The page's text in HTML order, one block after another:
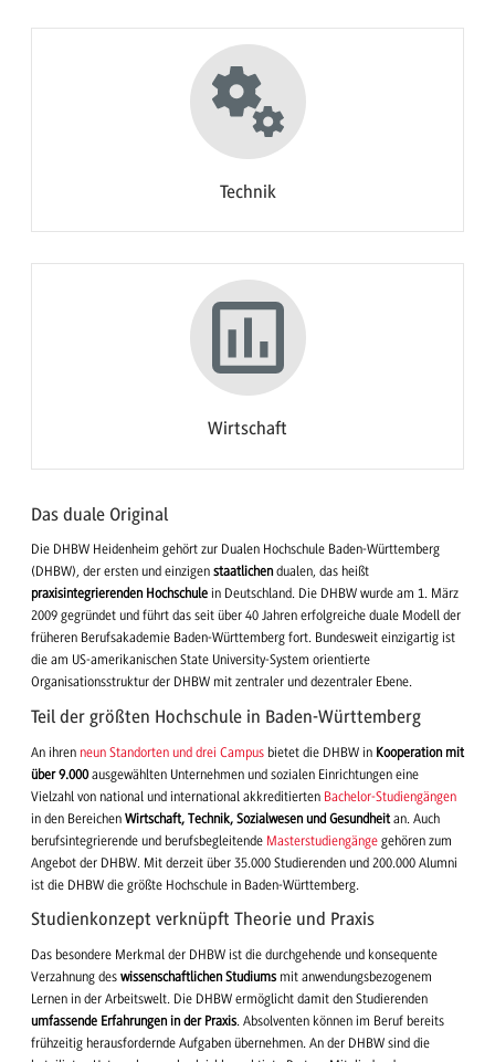
Technik
Wirtschaft
Das duale Original
Die DHBW Heidenheim gehört zur Dualen Hochschule Baden-Württemberg
(DHBW), der ersten und einzigen staatlichen dualen, das heißt
praxisintegrierenden Hochschule in Deutschland. Die DHBW wurde am 1. März
2009 gegründet und führt das seit über 40 Jahren erfolgreiche duale Modell der
früheren Berufsakademie Baden-Württemberg fort. Bundesweit einzigartig ist
die am US-amerikanischen State University-System orientierte
Organisationsstruktur der DHBW mit zentraler und dezentraler Ebene.
Teil der größten Hochschule in Baden-Württemberg
An ihren neun Standorten und drei Campus bietet die DHBW in Kooperation mit
über 9.000ausgewählten Unternehmen und sozialen Einrichtungen eine
Vielzahl von national und international akkreditierten Bachelor-Studiengängen
in den Bereichen Wirtschaft, Technik, Sozialwesen und Gesundheit an. Auch
berufsintegrierende und berufsbegleitende Masterstudiengänge gehören zum
Angebot der DHBW. Mit derzeit über 35.000 Studierenden und 200.000 Alumni
ist die DHBW die größte Hochschule in Baden-Württemberg.
Studienkonzept verknüpft Theorie und Praxis
Das besondere Merkmal der DHBW ist die durchgehende und konsequente
Verzahnung des wissenschaftlichen Studiums mit anwendungsbezogenem
Lernen in der Arbeitswelt. Die DHBW ermöglicht damit den Studierenden
umfassende Erfahrungen in der Praxis. Absolventen können im Beruf bereits
frühzeitig herausfordernde Aufgaben übernehmen. An der DHBW sind die